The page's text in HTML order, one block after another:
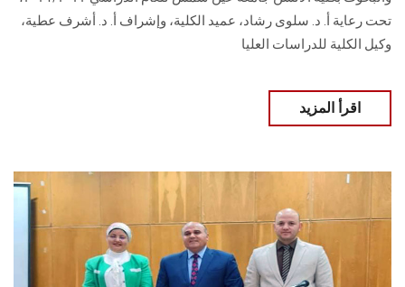
تحت رعاية أ. د. سلوى رشاد، عميد الكلية، وإشراف أ. د. أشرف عطية،
وكيل الكلية للدراسات العليا
اقرأ المزيد